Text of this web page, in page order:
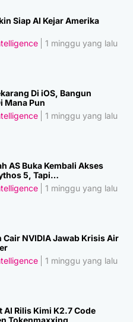
Siap AI Kejar Amerika
1 minggu yang lalu
Di iOS, Bangun
Mana Pun
1 minggu yang lalu
AS Buka Kembali Akses
5, Tapi…
1 minggu yang lalu
Cair NVIDIA Jawab Krisis Air
1 minggu yang lalu
AI Rilis Kimi K2.7 Code
Tokenmaxxing